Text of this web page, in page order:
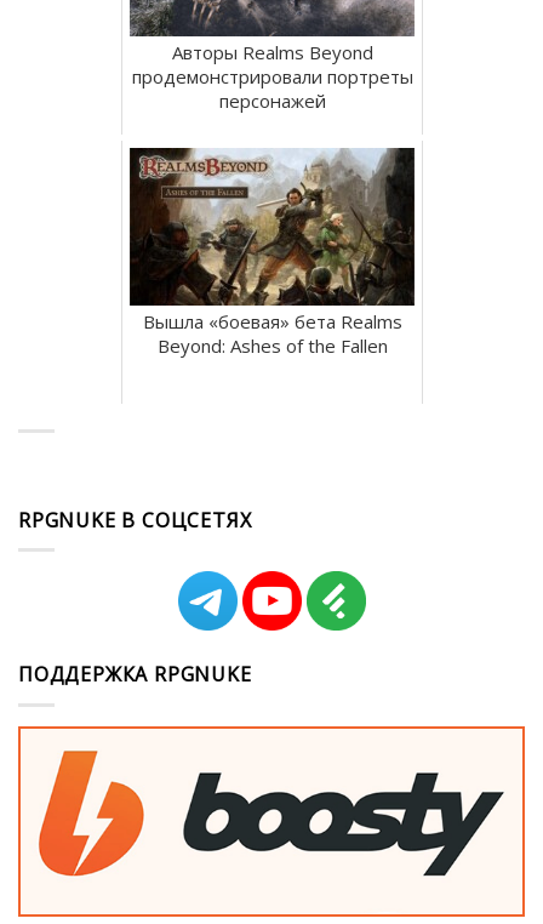
Авторы Realms Beyond
продемонстрировали портреты
персонажей
Вышла «боевая» бета Realms
Beyond: Ashes of the Fallen
RPGNUKE В СОЦСЕТЯХ
ПОДДЕРЖКА RPGNUKE